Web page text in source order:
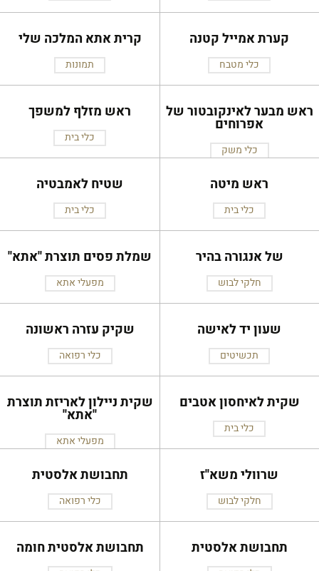
קערת אמייל קטנה
כלי מטבח
קרית אתא המלכה שלי
תמונות
ראש מבער לאינקובטור של
אפרוחים
כלי משק
ראש מזלף למשפך
כלי בית
ראש מיטה
כלי בית
שטיח לאמבטיה
כלי בית
של אנגורה בהיר
חלקי לבוש
שמלת פסים תוצרת ''אתא''
מפעלי אתא
שעון יד לאישה
תכשיטים
שקיק עזרה ראשונה
כלי רפואה
שקית לאיחסון אטבים
כלי בית
שקית ניילון לאריזת תוצרת
''אתא''
מפעלי אתא
שרוולי משא''ז
חלקי לבוש
תחבושת אלסטית
כלי רפואה
תחבושת אלסטית תחבושת אלסטית חומה